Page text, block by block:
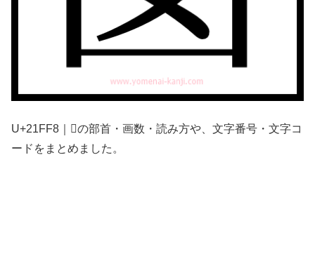
U+21FF8｜𡿸の部首・画数・読み方や、文字番号・文字コ
ードをまとめました。